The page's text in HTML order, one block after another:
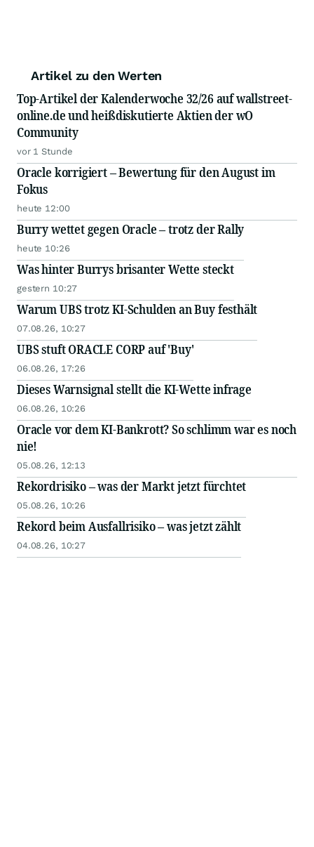
Artikel zu den Werten
Top-Artikel der Kalenderwoche 32/26 auf wallstreet-
online.de und heißdiskutierte Aktien der wO
Community
vor 1 Stunde
Oracle korrigiert – Bewertung für den August im
Fokus
heute 12:00
Burry wettet gegen Oracle – trotz der Rally
heute 10:26
Was hinter Burrys brisanter Wette steckt
gestern 10:27
Warum UBS trotz KI-Schulden an Buy festhält
07.08.26, 10:27
UBS stuft ORACLE CORP auf 'Buy'
06.08.26, 17:26
Dieses Warnsignal stellt die KI-Wette infrage
06.08.26, 10:26
Oracle vor dem KI-Bankrott? So schlimm war es noch
nie!
05.08.26, 12:13
Rekordrisiko – was der Markt jetzt fürchtet
05.08.26, 10:26
Rekord beim Ausfallrisiko – was jetzt zählt
04.08.26, 10:27